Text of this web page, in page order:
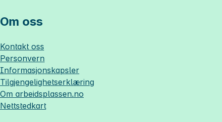
Om oss
Kontakt oss
Personvern
Informasjonskapsler
Tilgjengelighetserklæring
Om arbeidsplassen.no
Nettstedkart